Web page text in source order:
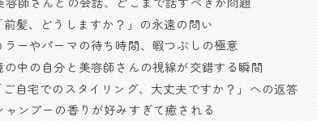
髪、どうしますか？」の永遠の問い
ーやパーマの待ち時間、暇つぶしの極意
中の自分と美容師さんの視線が交錯する瞬間
自宅でのスタイリング、大丈夫ですか？」への返答
ンプーの香りが好みすぎて癒される